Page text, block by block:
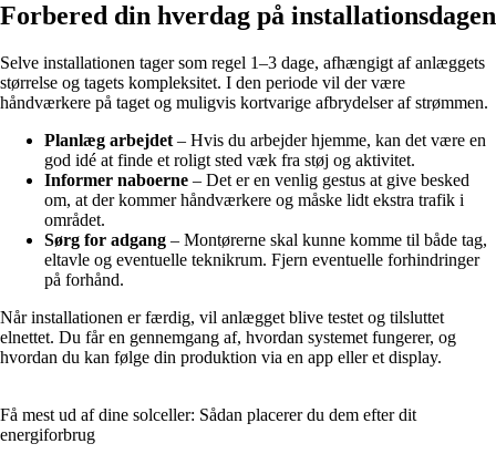
Forbered din hverdag på installationsdagen
Selve installationen tager som regel 1–3 dage, afhængigt af anlæggets
størrelse og tagets kompleksitet. I den periode vil der være
håndværkere på taget og muligvis kortvarige afbrydelser af strømmen.
Planlæg arbejdet – Hvis du arbejder hjemme, kan det være en
god idé at finde et roligt sted væk fra støj og aktivitet.
Informer naboerne – Det er en venlig gestus at give besked
om, at der kommer håndværkere og måske lidt ekstra trafik i
området.
Sørg for adgang – Montørerne skal kunne komme til både tag,
eltavle og eventuelle teknikrum. Fjern eventuelle forhindringer
på forhånd.
Når installationen er færdig, vil anlægget blive testet og tilsluttet
elnettet. Du får en gennemgang af, hvordan systemet fungerer, og
hvordan du kan følge din produktion via en app eller et display.
Få mest ud af dine solceller: Sådan placerer du dem efter dit
energiforbrug